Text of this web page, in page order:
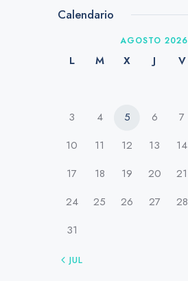
Calendario
AGOSTO 2026
L M X J V
3
4 5 6 7
10
11 12 13 14
17
18 19 20 21
24
25 26 27 28
31
« JUL